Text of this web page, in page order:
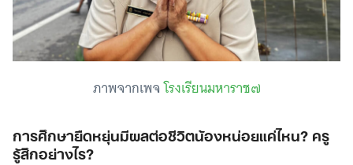
ภาพจากเพจโรงเรียนมหาราช๗
การศึกษายืดหยุ่นมีผลต่อชีวิตน้องหน่อยแค่ไหน? ครู
รู้สึกอย่างไร?